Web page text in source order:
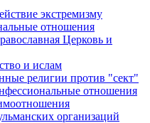
экстремизму
отношения
Церковь и
и ислам
религии против "сект"
отношения
организаций